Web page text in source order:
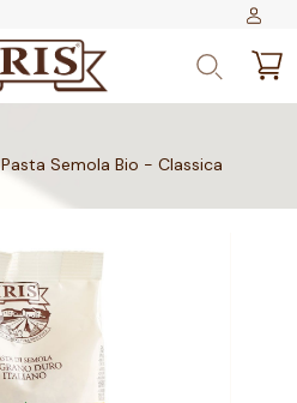
Pasta Semola Bio - Classica